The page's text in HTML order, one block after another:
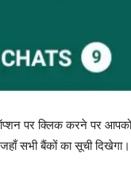
पर क्लिक करने पर
सभी बैंकों का सूची दिखेगा।